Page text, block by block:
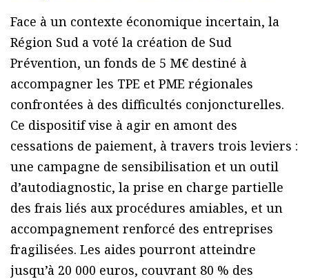
Face à un contexte économique incertain, la
Région Sud a voté la création de Sud
Prévention, un fonds de 5 M€ destiné à
accompagner les TPE et PME régionales
confrontées à des difficultés conjoncturelles.
Ce dispositif vise à agir en amont des
cessations de paiement, à travers trois leviers :
une campagne de sensibilisation et un outil
d’autodiagnostic, la prise en charge partielle
des frais liés aux procédures amiables, et un
accompagnement renforcé des entreprises
fragilisées. Les aides pourront atteindre
jusqu’à 20 000 euros, couvrant 80 % des